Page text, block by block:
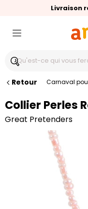
Livraison
🥇Palmarès
⭐⭐⭐⭐⭐
Retour Carnaval
Collier Perles
Great Pretenders